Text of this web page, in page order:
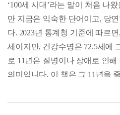
Part 2. 집에서 쉽게 할 수 있는
01. 통증과 운동
02. 통증과 움직임
03. 통증과 트라우마
05. 고관절 스트레칭 : 고관절 회
06. 흉추 스트레칭 : 흉추 회전하
‘100세 시대’라는 말이 처음 나
만 지금은 익숙한 단어이고, 당
다. 2023년 통계청 기준에 따르
세이지만, 건강수명은 72.5세에
로 11년은 질병이나 장애로 인
의미입니다. 이 책은 그 11년을
‘시니어’란 누구일까요? 행정적